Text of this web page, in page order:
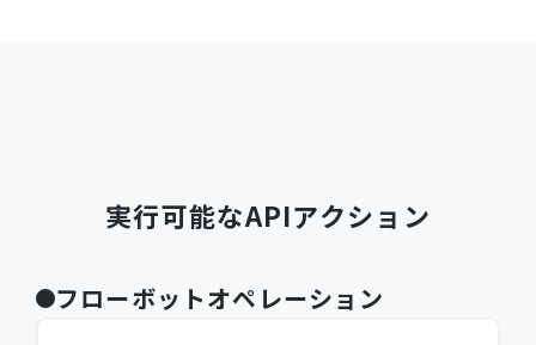
実行可能なAPIアクション
フローボットオペレーション